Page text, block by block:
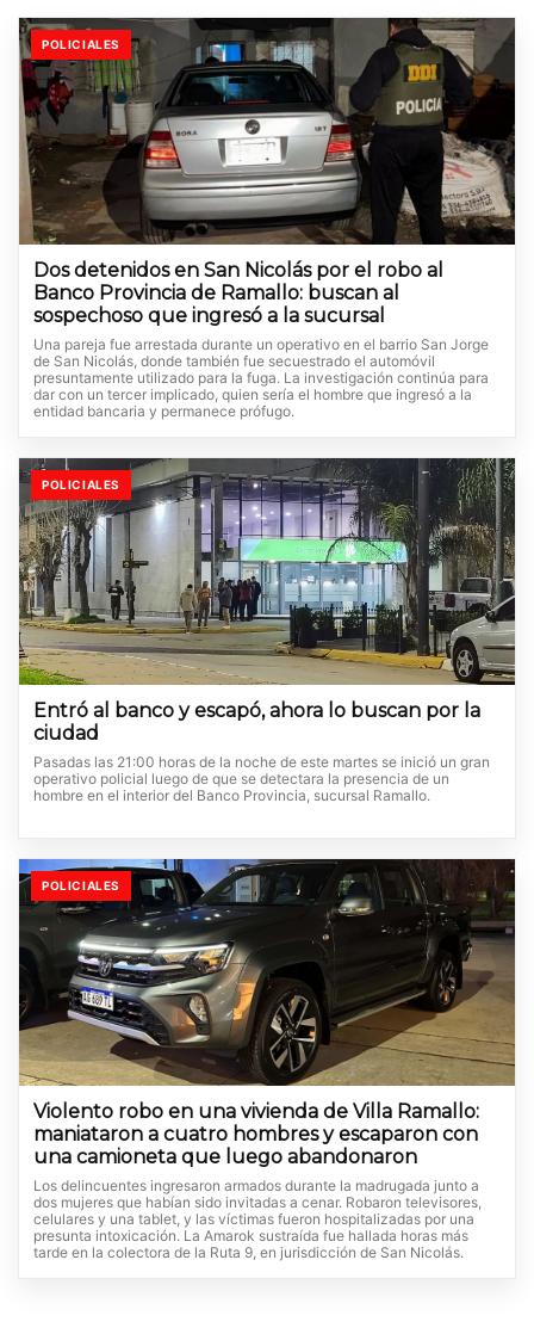
POLICIALES
Dos detenidos en San Nicolás por el robo al
Banco Provincia de Ramallo: buscan al
sospechoso que ingresó a la sucursal
Una pareja fue arrestada durante un operativo en el barrio San Jorge
de San Nicolás, donde también fue secuestrado el automóvil
presuntamente utilizado para la fuga. La investigación continúa para
dar con un tercer implicado, quien sería el hombre que ingresó a la
entidad bancaria y permanece prófugo.
POLICIALES
Entró al banco y escapó, ahora lo buscan por la
ciudad
Pasadas las 21:00 horas de la noche de este martes se inició un gran
operativo policial luego de que se detectara la presencia de un
hombre en el interior del Banco Provincia, sucursal Ramallo.
POLICIALES
Violento robo en una vivienda de Villa Ramallo:
maniataron a cuatro hombres y escaparon con
una camioneta que luego abandonaron
Los delincuentes ingresaron armados durante la madrugada junto a
dos mujeres que habían sido invitadas a cenar. Robaron televisores,
celulares y una tablet, y las víctimas fueron hospitalizadas por una
presunta intoxicación. La Amarok sustraída fue hallada horas más
tarde en la colectora de la Ruta 9, en jurisdicción de San Nicolás.